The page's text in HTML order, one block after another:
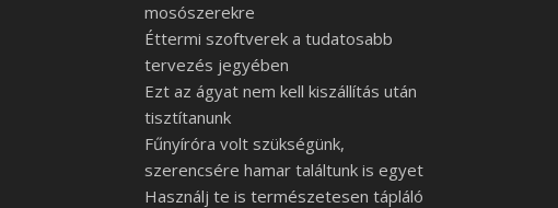
mosószerekre
Éttermi szoftverek a tudatosabb
tervezés jegyében
Ezt az ágyat nem kell kiszállítás után
tisztítanunk
Fűnyíróra volt szükségünk,
szerencsére hamar találtunk is egyet
Használj te is természetesen tápláló